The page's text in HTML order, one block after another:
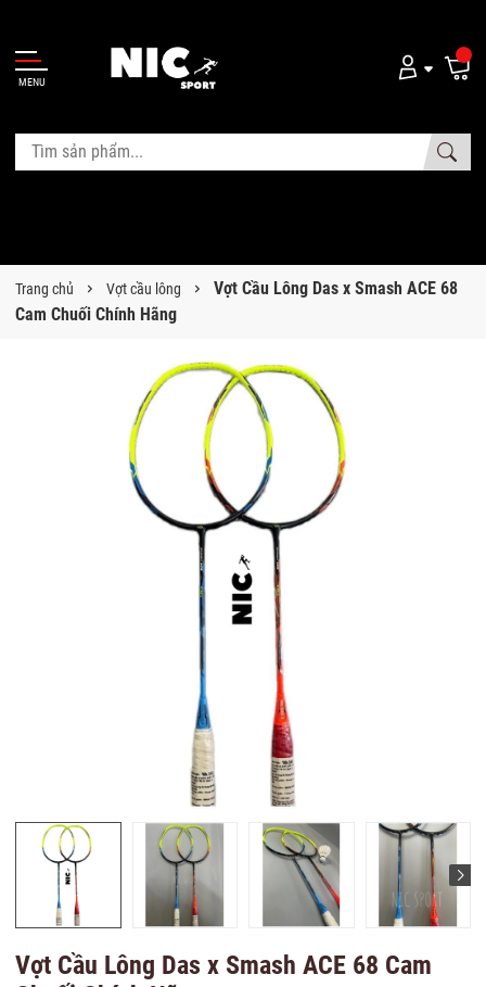
MENU
Trang chủ Vợt cầu lông
Vợt Cầu Lông Das x Smash ACE 68
Cam Chuối Chính Hãng
Vợt Cầu Lông Das x Smash ACE 68 Cam